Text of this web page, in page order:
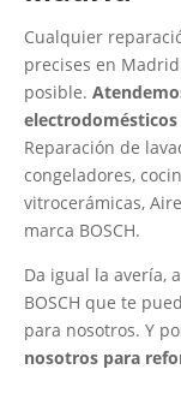
Cualquier
precises en
posible.
electrodomésticos
Reparación de
congeladores,
vitrocerámicas,
marca BOSCH.
Da igual la avería,
BOSCH que te
para nosotros. Y
nosotros para